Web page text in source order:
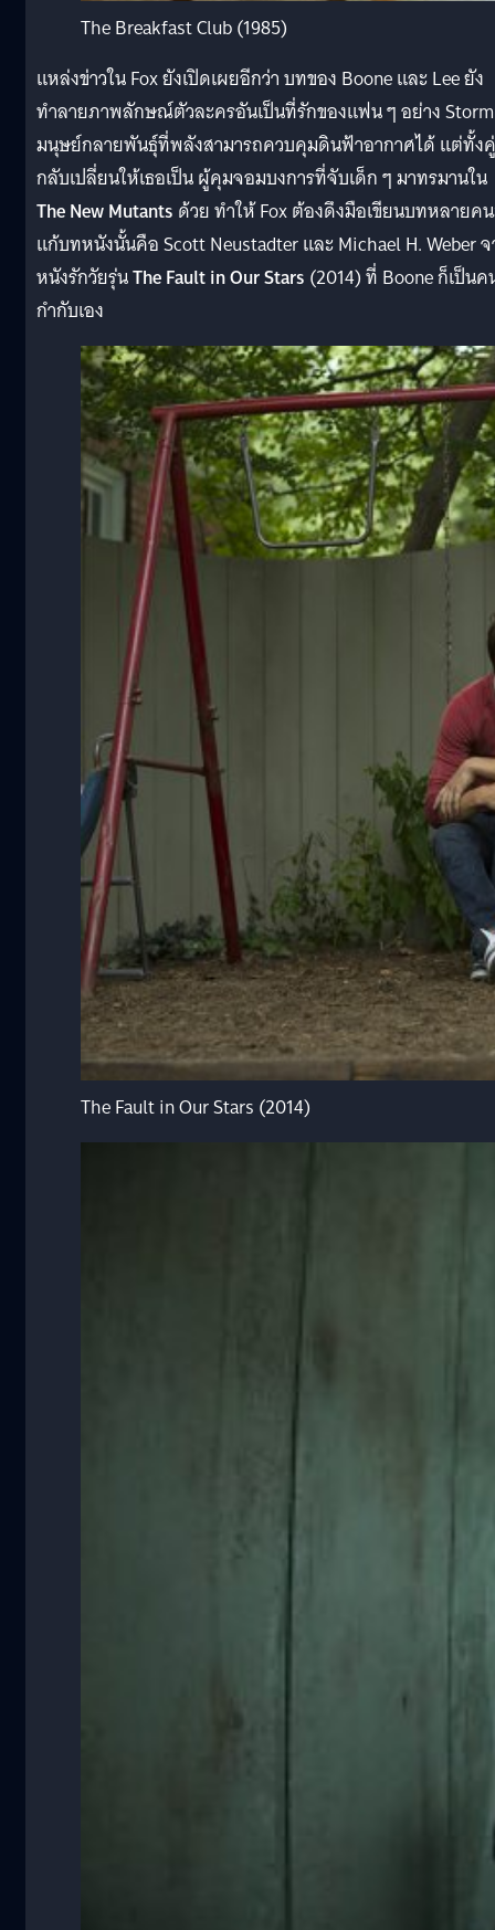
The Breakfast Club (1985)
แหล่งข่าวใน Fox ยังเปิดเผยอีกว่า บทของ Boone และ Lee ยัง
ทำลายภาพลักษณ์ตัวละครอันเป็นที่รักของแฟน ๆ อย่าง Storm
มนุษย์กลายพันธุ์ที่พลังสามารถควบคุมดินฟ้าอากาศได้ แต่ทั้งคู่
กลับเปลี่ยนให้เธอเป็น ผู้คุมจอมบงการที่จับเด็ก ๆ มาทรมานใน
The New Mutants ด้วย ทำให้ Fox ต้องดึงมือเขียนบทหลายค
แก้บทหนังนั้นคือ Scott Neustadter และ Michael H. Weber
หนังรักวัยรุ่นThe Fault in Our Stars (2014) ที่ Boone ก็เป็นค
กำกับเอง
The Fault in Our Stars (2014)